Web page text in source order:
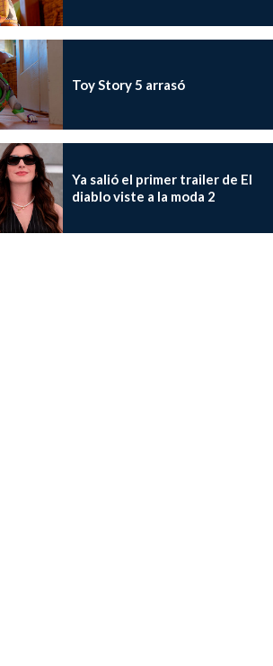
Toy Story 5 arrasó
Ya salió el primer trailer de El
diablo viste a la moda 2